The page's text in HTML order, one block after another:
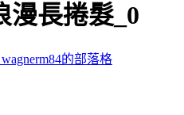
漫長捲髮_0
wagnerm84的部落格